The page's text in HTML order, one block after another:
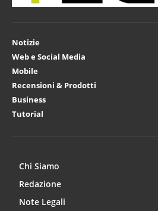
Notizie
Web e Social Media
Mobile
Recensioni & Prodotti
Business
Tutorial
Chi Siamo
Redazione
Note Legali